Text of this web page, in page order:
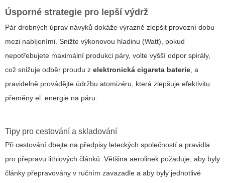
Úsporné strategie pro lepší výdrž
Pár drobných úprav návyků dokáže výrazně zlepšit provozní dobu
mezi nabíjeními. Snižte výkonovou hladinu (Watt), pokud
nepotřebujete maximální produkci páry, volte vyšší odpor spirály,
což snižuje odběr proudu z elektronická cigareta baterie , a
pravidelně provádějte údržbu atomizéru, která zlepšuje efektivitu
přeměny el. energie na páru.
Tipy pro cestování a skladování
Při cestování dbejte na předpisy leteckých společností a pravidla
pro přepravu lithiových článků. Většina aerolinek požaduje, aby byly
články přepravovány v ručním zavazadle a aby byly jednotlivé